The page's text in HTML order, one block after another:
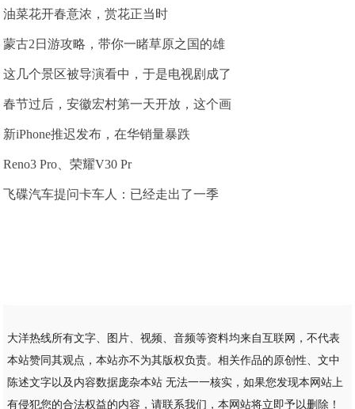
油菜花开春意浓，赏花正当时
蒙古2日游攻略，带你一睹草原之国的雄
这几个景区被导演看中，于是电视剧成了
春节过后，安徽宏村第一天开放，这个画
新iPhone推迟发布，在华销量暴跌
Reno3 Pro、荣耀V30 Pr
飞碟汽车提问卡车人：已经走出了一季
大洋热线所有文字、图片、视频、音频等资料均来自互联网，不代表
本站赞同其观点，本站亦不为其版权负责。相关作品的原创性、文中
陈述文字以及内容数据庞杂本站 无法一一核实，如果您发现本网站上
有侵犯您的合法权益的内容，请联系我们，本网站将立即予以删除！